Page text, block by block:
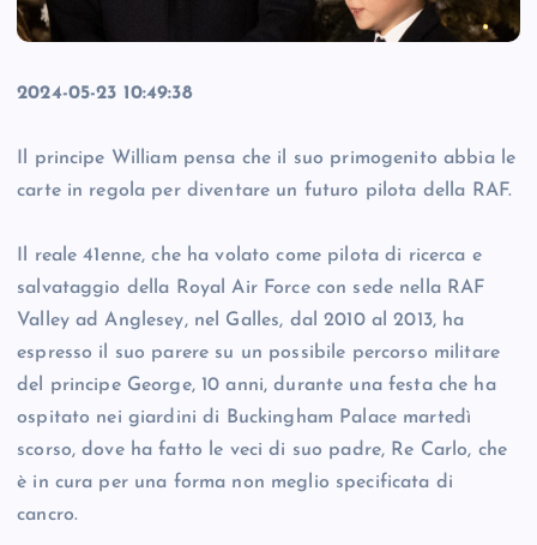
2024-05-23 10:49:38
Il principe William pensa che il suo primogenito abbia le
carte in regola per diventare un futuro pilota della RAF.
Il reale 41enne, che ha volato come pilota di ricerca e
salvataggio della Royal Air Force con sede nella RAF
Valley ad Anglesey, nel Galles, dal 2010 al 2013, ha
espresso il suo parere su un possibile percorso militare
del principe George, 10 anni, durante una festa che ha
ospitato nei giardini di Buckingham Palace martedì
scorso, dove ha fatto le veci di suo padre, Re Carlo, che
è in cura per una forma non meglio specificata di
cancro.